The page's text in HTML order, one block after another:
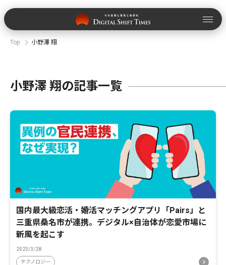
Top 小野澤 翔
小野澤 翔の記事一覧
国内最大級恋活・婚活マッチングアプリ「Pairs」と
三重県桑名市が連携。デジタル×自治体が恋愛市場に
新風を起こす
2023/3/28
テクノロジー